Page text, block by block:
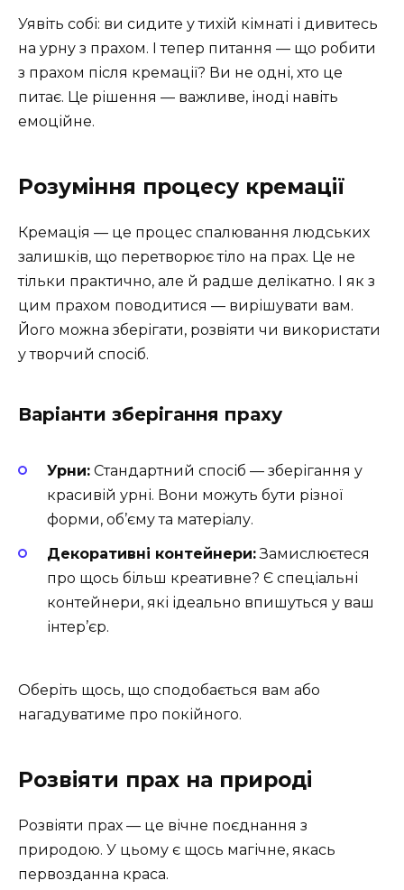
Уявіть собі: ви сидите у тихій кімнаті і дивитесь
на урну з прахом. І тепер питання — що робити
з прахом після кремації? Ви не одні, хто це
питає. Це рішення — важливе, іноді навіть
емоційне.
Розуміння процесу кремації
Кремація — це процес спалювання людських
залишків, що перетворює тіло на прах. Це не
тільки практично, але й радше делікатно. І як з
цим прахом поводитися — вирішувати вам.
Його можна зберігати, розвіяти чи використати
у творчий спосіб.
Варіанти зберігання праху
Урни: Стандартний спосіб — зберігання у
красивій урні. Вони можуть бути різної
форми, об’єму та матеріалу.
Декоративні контейнери:Замислюєтеся
про щось більш креативне? Є спеціальні
контейнери, які ідеально впишуться у ваш
інтер’єр.
Оберіть щось, що сподобається вам або
нагадуватиме про покійного.
Розвіяти прах на природі
Розвіяти прах — це вічне поєднання з
природою. У цьому є щось магічне, якась
первозданна краса.